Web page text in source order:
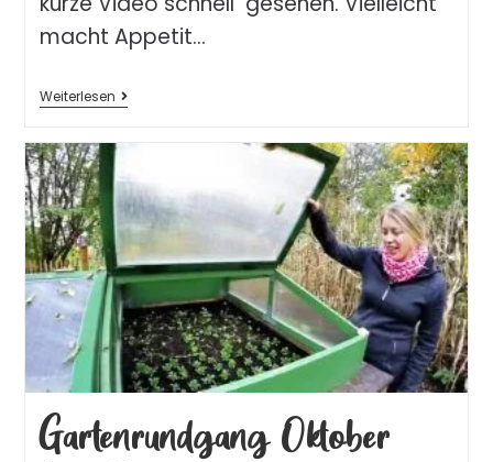
macht Appetit…
Weiterlesen
Gartenrundgang Oktober